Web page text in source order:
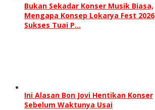
Bukan Sekadar Konser Musik Biasa,
Mengapa Konsep Lokarya Fest 2026
Sukses Tuai P…
Ini Alasan Bon Jovi Hentikan Konser
Sebelum Waktunya Usai